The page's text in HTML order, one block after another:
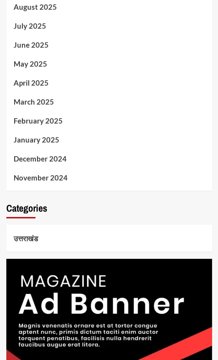
August 2025
July 2025
June 2025
May 2025
April 2025
March 2025
February 2025
January 2025
December 2024
November 2024
Categories
उत्तराखंड